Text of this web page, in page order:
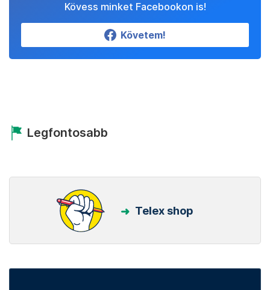
Kövess minket Facebookon is!
Követem!
Legfontosabb
Telex shop